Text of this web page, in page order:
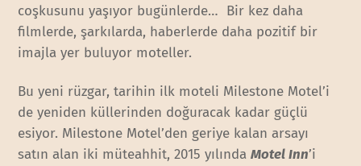
coşkusunu yaşıyor bugünlerde… Bir kez daha
filmlerde, şarkılarda, haberlerde daha pozitif bir
imajla yer buluyor moteller.
Bu yeni rüzgar, tarihin ilk moteli Milestone Motel’i
de yeniden küllerinden doğuracak kadar güçlü
esiyor. Milestone Motel’den geriye kalan arsayı
satın alan iki müteahhit, 2015 yılındaMotel Inn’i